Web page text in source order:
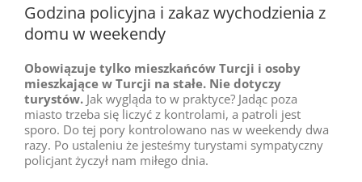
Godzina policyjna i zakaz wychodzienia z
domu w weekendy
Obowiązuje tylko mieszkańców Turcji i osoby
mieszkające w Turcji na stałe. Nie dotyczy
turystów. Jak wygląda to w praktyce? Jadąc poza
miasto trzeba się liczyć z kontrolami, a patroli jest
sporo. Do tej pory kontrolowano nas w weekendy dwa
razy. Po ustaleniu że jesteśmy turystami sympatyczny
policjant życzył nam miłego dnia.